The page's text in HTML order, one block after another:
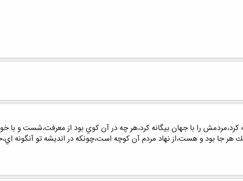
را با جهان بيگانه كرد،هر چه در آن كوي بود از معرفت،شست و با
جا بود و هست،از نهاد مردم آن كوچه است،چونكه در انديشه تو آنگونه